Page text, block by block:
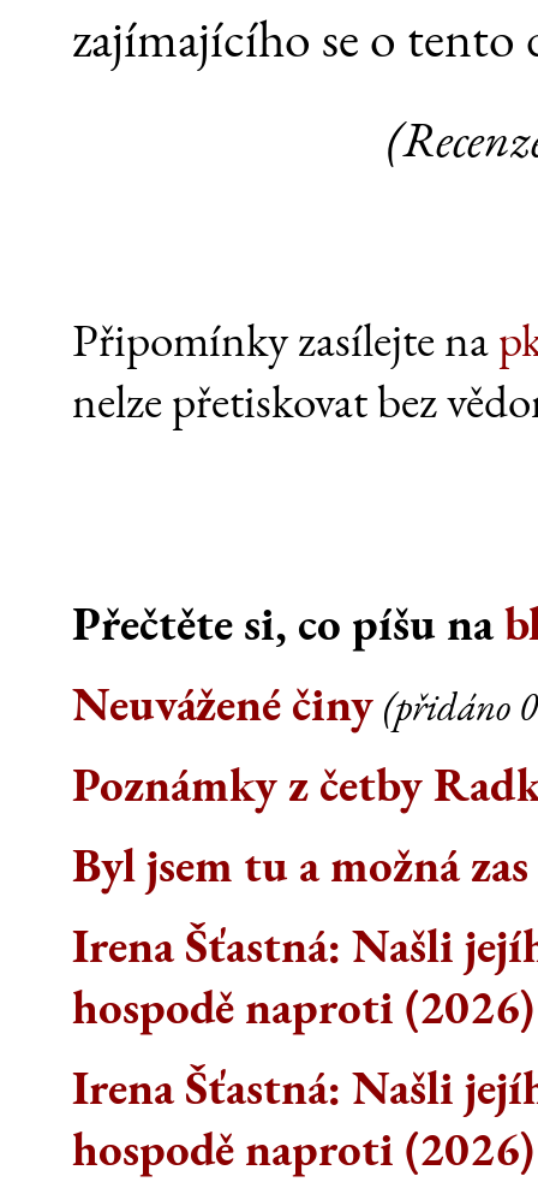
zajímajícího se o
Připomínky zasílejte na
nelze přetiskovat bez
Přečtěte si, co píšu na
Neuvážené činy (přidáno
Poznámky z četby
Byl jsem tu a možná
Irena Šťastná: Našli
hospodě naproti (2026)
Irena Šťastná: Našli
hospodě naproti (2026)